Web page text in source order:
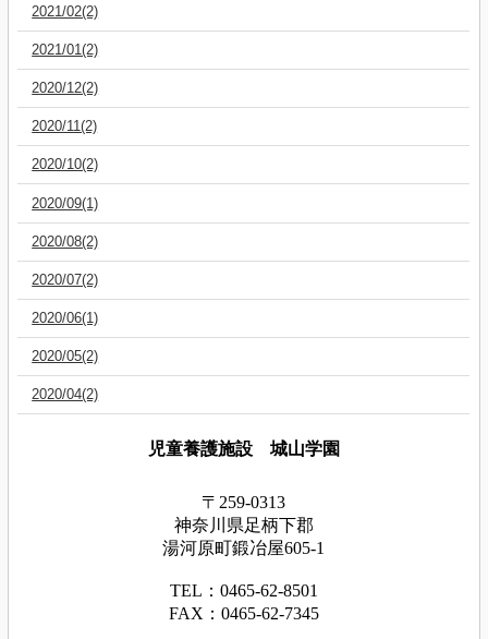
2021/02(2)
2021/01(2)
2020/12(2)
2020/11(2)
2020/10(2)
2020/09(1)
2020/08(2)
2020/07(2)
2020/06(1)
2020/05(2)
2020/04(2)
児童養護施設 城山学園
〒259-0313
神奈川県足柄下郡
湯河原町鍛冶屋605-1
TEL：0465‐62‐8501
FAX：0465‐62‐7345